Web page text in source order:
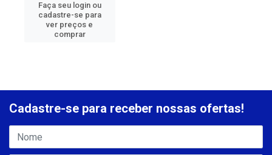
Faça seu login ou
cadastre-se para
ver preços e
comprar
Cadastre-se para receber nossas ofertas!